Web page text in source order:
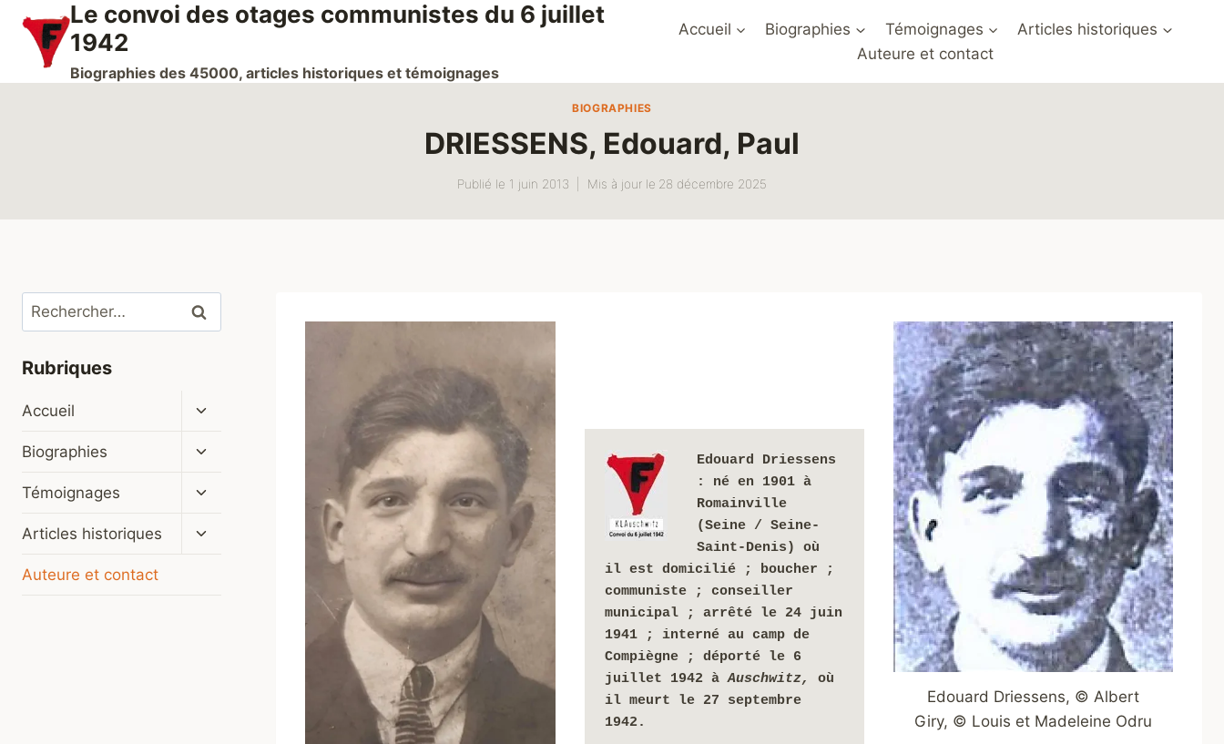
contenu
Le convoi des otages communistes du 6 juillet
1942
Biographies des 45000, articles historiques et témoignages
Accueil Biographies Témoignages
Articles historiques
Auteure et contact
BIOGRAPHIES
DRIESSENS, Edouard, Paul
Publié le 1 juin 2013 Mis à jour le 28 décembre 2025
Edouard Driessens, © Albert
Giry, © Louis et Madeleine Odru
Edouard Driessens
: né en 1901 à
Romainville
(Seine / Seine-
Saint-Denis) où
il est domicilié ; boucher ;
communiste ; conseiller
municipal ; arrêté le 24 juin
1941 ; interné au camp de
Compiègne ; déporté le 6
juillet 1942 à Auschwitz, où
il meurt le 27 septembre
1942.
Rechercher :
Rubriques
Accueil
Ouvrir/fermer
menu
Biographies
Ouvrir/fermer
menu
Témoignages
Ouvrir/fermer
menu
Articles historiques
Ouvrir/fermer
Auteure et contact